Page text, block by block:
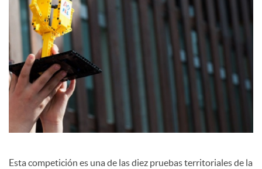
a
l
Esta competición es una de las diez pruebas territoriales de la